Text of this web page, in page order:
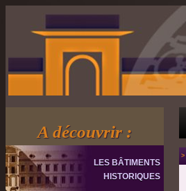
A découvrir :
LES BÂTIMENTS
HISTORIQUES
>